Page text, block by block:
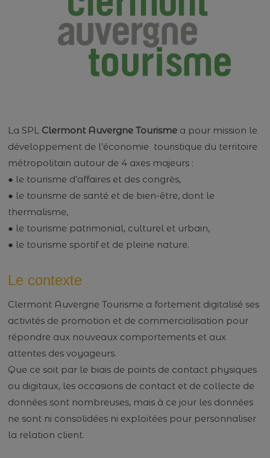
La SPL Clermont Auvergne Tourisme a pour mission le
développement de l’économie touristique du territoire
métropolitain autour de 4 axes majeurs :
● le tourisme d’affaires et des congrès,
● le tourisme de santé et de bien-être, dont le
thermalisme,
● le tourisme patrimonial, culturel et urbain,
● le tourisme sportif et de pleine nature.
Le contexte
Clermont Auvergne Tourisme a fortement digitalisé ses
activités de promotion et de commercialisation pour
répondre aux nouveaux comportements et aux
attentes des voyageurs.
Que ce soit par le biais de points de contact physiques
ou digitaux, les occasions de contact et de collecte de
données sont nombreuses, mais à ce jour les données
ne sont ni consolidées ni exploitées pour personnaliser
la relation client.